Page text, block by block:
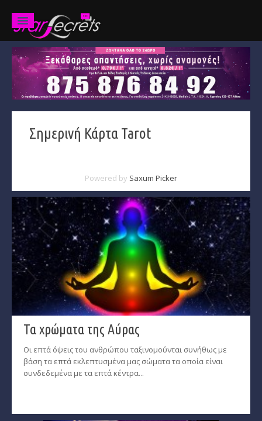
Προβλέψεις
Χαρακτηριστικά
Δίδυμοι
Καρκίνος
Λέων
Παρθένος
Σκορπιός
Τοξότης
Σημερινή Κάρτα Tarot
Powered by Saxum Picker
Τα χρώματα της Αύρας
Οι επτά όψεις του ανθρώπου ταξινομούνται συνήθως με
βάση τα επτά εκλεπτυσμένα μας σώματα τα οποία είναι
συνδεδεμένα με τα επτά κέντρα...